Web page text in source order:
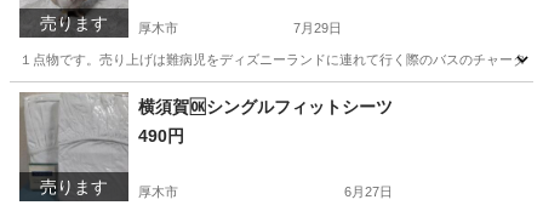
売ります 厚木市 7月29日
１点物です。売り上げは難病児をディズニーランドに連れて行く際のバスのチャータ
神奈川 厚木市 インテリア雑貨/小物 フクロウ
売ります
横須賀🆗シングルフィットシーツ
490円
厚木市 6月27日